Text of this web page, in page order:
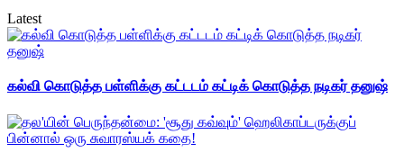
Latest
கல்வி கொடுத்த பள்ளிக்கு கட்டடம் கட்டிக் கொடுத்த நடிகர் தனுஷ்